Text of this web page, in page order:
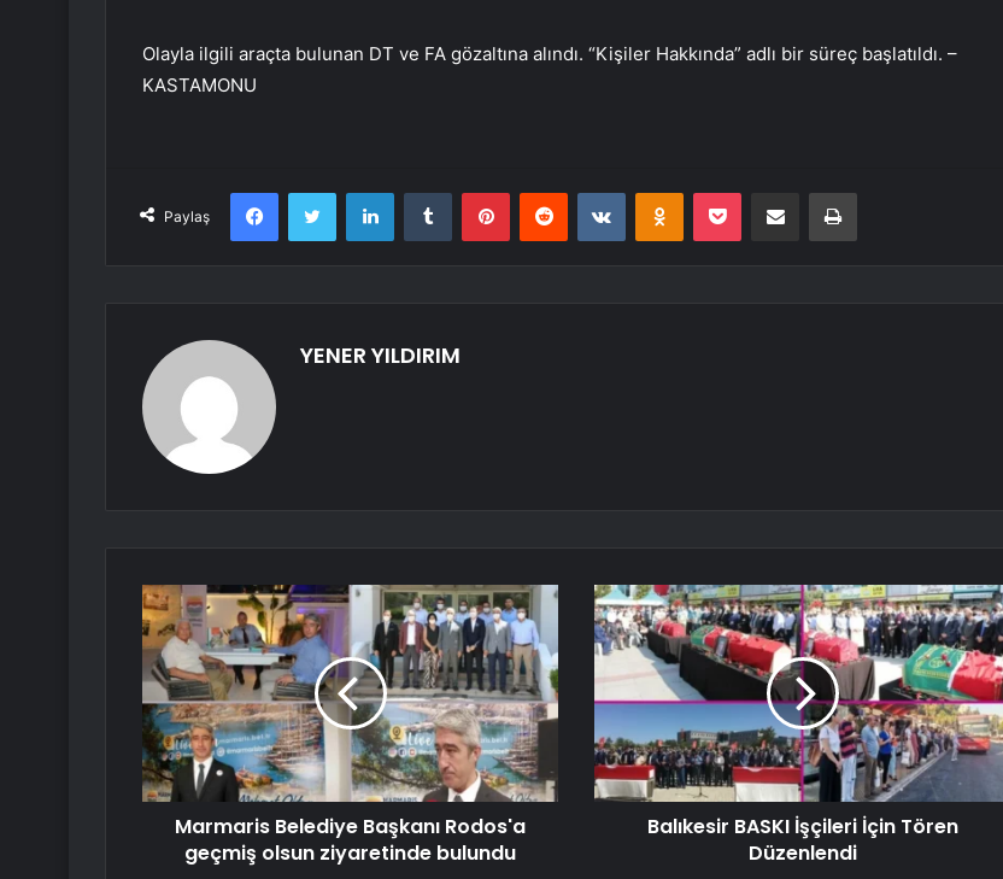
Olayla ilgili araçta bulunan DT ve FA gözaltına alındı. “Kişiler Hakkında” adlı bir süreç başlatıldı. –
KASTAMONU
Paylaş
FacebookTwitter LinkedInTumblr PinterestReddit VKontakteOdnoklassniki
Pocket E-Posta ile paylaş Yazdır
YENER YILDIRIM
Marmaris Belediye Başkanı Rodos'a
geçmiş olsun ziyaretinde bulundu
Balıkesir BASKI İşçileri İçin Tören
Düzenlendi